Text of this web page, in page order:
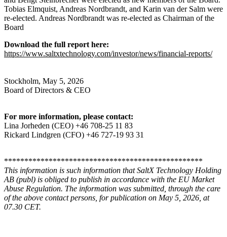
Tobias Elmquist, Andreas Nordbrandt, and Karin van der Salm were
re-elected. Andreas Nordbrandt was re-elected as Chairman of the
Board
Download the full report here:
https://www.saltxtechnology.com/investor/news/financial-reports/
Stockholm, May 5, 2026
Board of Directors & CEO
For more information, please contact:
Lina Jorheden (CEO) +46 708-25 11 83
Rickard Lindgren (CFO) +46 727-19 93 31
*************************************************
This information is such information that SaltX Technology Holding
AB (publ) is obliged to publish in accordance with the EU Market
Abuse Regulation. The information was submitted, through the care
of the above contact persons, for publication on May 5, 2026, at
07.30 CET.